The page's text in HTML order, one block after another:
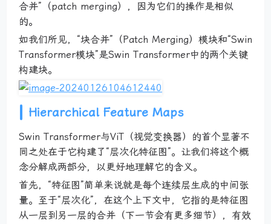
合并”（patch merging），因为它们的操作是相似
的。
如我们所见，“块合并”（Patch Merging）模块和“Swin
Transformer模块”是Swin Transformer中的两个关键
构建块。
Hierarchical Feature Maps
Swin Transformer与ViT（视觉变换器）的首个显著不
同之处在于它构建了“层次化特征图”。让我们将这个概
念分解成两部分，以更好地理解它的含义。
首先，“特征图”简单来说就是每个连续层生成的中间张
量。至于“层次化”，在这个上下文中，它指的是特征图
从一层到另一层的合并（下一节会有更多细节），有效